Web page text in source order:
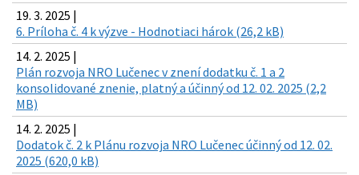
19. 3. 2025 |
6. Príloha č. 4 k výzve - Hodnotiaci hárok (26,2 kB)
14. 2. 2025 |
Plán rozvoja NRO Lučenec v znení dodatku č. 1 a 2
konsolidované znenie, platný a účinný od 12. 02. 2025 (2,2
MB)
14. 2. 2025 |
Dodatok č. 2 k Plánu rozvoja NRO Lučenec účinný od 12. 02.
2025 (620,0 kB)